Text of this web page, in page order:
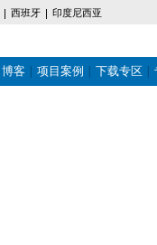
西班牙 印度尼西亚
博客 项目案例 下载专区